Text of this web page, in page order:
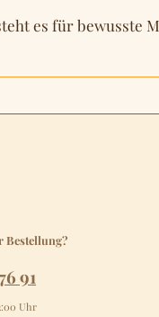
es für bewusste
Bestellung?
91
Uhr